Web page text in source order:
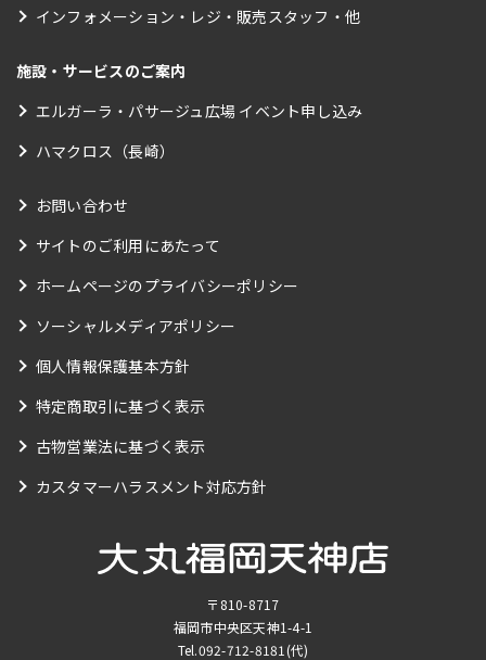
インフォメーション・レジ・販売スタッフ・他
施設・サービスのご案内
エルガーラ・パサージュ広場 イベント申し込み
ハマクロス（長崎）
お問い合わせ
サイトのご利用にあたって
ホームページのプライバシーポリシー
ソーシャルメディアポリシー
個人情報保護基本方針
特定商取引に基づく表示
古物営業法に基づく表示
カスタマーハラスメント対応方針
〒810-8717
福岡市中央区天神1-4-1
Tel.092-712-8181 (代)